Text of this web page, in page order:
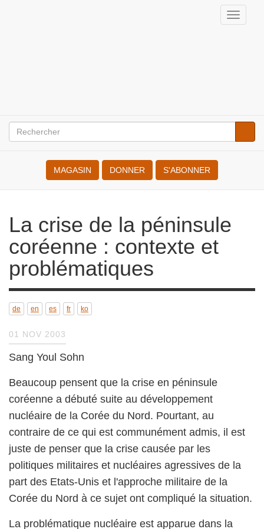
à
la
Guerre
Search
Rechercher
MAGASIN DONNER S'ABONNER
La crise de la péninsule
coréenne : contexte et
problématiques
de en es fr ko
01 NOV 2003
Sang Youl Sohn
Beaucoup pensent que la crise en péninsule
coréenne a débuté suite au développement
nucléaire de la Corée du Nord. Pourtant, au
contraire de ce qui est communément admis, il
est juste de penser que la crise causée par les
politiques militaires et nucléaires agressives de
la part des Etats-Unis et l'approche militaire de
la Corée du Nord à ce sujet ont compliqué la